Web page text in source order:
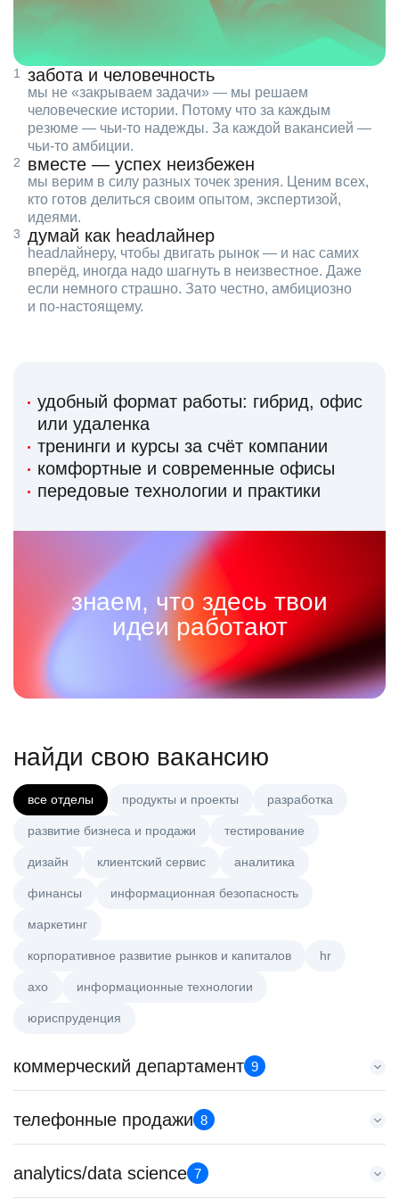
забота и человечность
мы не «закрываем задачи» — мы решаем
человеческие истории. Потому что за каждым
резюме — чьи‑то надежды. За каждой вакансией —
чьи‑то амбиции.
вместе — успех неизбежен
мы верим в силу разных точек зрения. Ценим всех,
кто готов делиться своим опытом, экспертизой,
идеями.
думай как headлайнер
headлайнеру, чтобы двигать рынок — и нас самих
вперёд, иногда надо шагнуть в неизвестное. Даже
если немного страшно. Зато честно, амбициозно
и по‑настоящему.
удобный формат работы: гибрид, офис
или удаленка
тренинги и курсы за счёт компании
комфортные и современные офисы
передовые технологии и практики
знаем, что здесь твои
идеи работают
найди свою вакансию
все отделы продукты и проекты разработка
развитие бизнеса и продажи тестирование
дизайн клиентский сервис аналитика
финансы информационная безопасность
маркетинг
корпоративное развитие рынков и капиталов hr
axo информационные технологии
юриспруденция
коммерческий департамент 9
Тренер по развитию компетенций продаж
HeadHunter::Коммерческий департамент
з/п не указана
телефонные продажи 8
Менеджер по продажам крупному бизнесу
HeadHunter::Телефонные продажи
analytics/data science 7